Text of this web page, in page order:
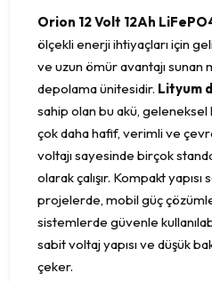
Orion 12 Volt 12Ah
ölçekli enerji ihtiyaçları için
ve uzun ömür avantajı
depolama ünitesidir. Lityum
sahip olan bu akü,
çok daha hafif, verimli ve
voltajı sayesinde birçok
olarak çalışır. Kompakt
projelerde, mobil güç
sistemlerde güvenle
sabit voltaj yapısı ve düşük
çeker.